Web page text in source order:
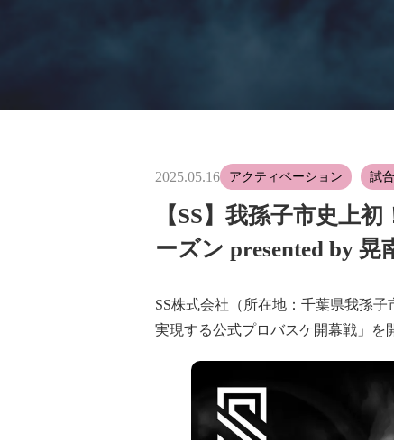
2025.05.16 アクティベーション 試
【SS】我孫子市史上
ーズン presented by
SS株式会社（所在地：千葉県我孫
実現する公式プロバスケ開幕戦」を